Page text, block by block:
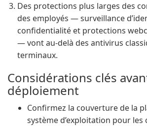
Des protections plus larges des
des employés — surveillance
confidentialité et protections
— vont au-delà des antivirus
terminaux.
Considérations clés
déploiement
Confirmez la couverture de la
système d’exploitation pour les